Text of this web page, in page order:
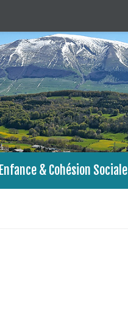
Enfance & Cohésion Sociale